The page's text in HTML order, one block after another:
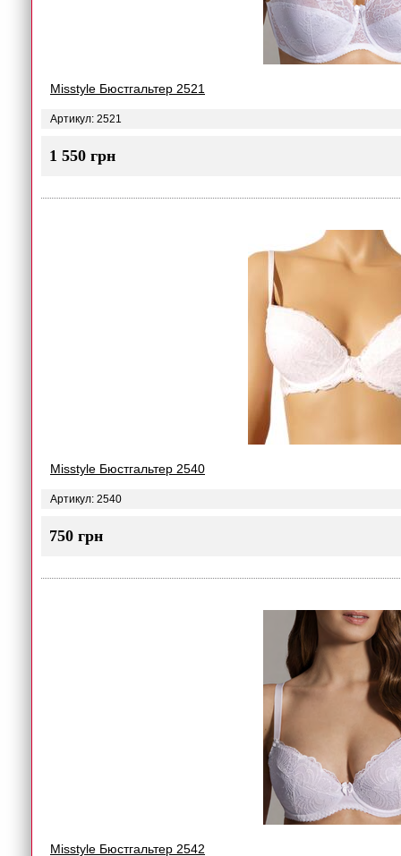
Misstyle Бюстгальтер 2521
Артикул: 2521
1 550 грн
Misstyle Бюстгальтер 2540
Артикул: 2540
750 грн
Misstyle Бюстгальтер 2542